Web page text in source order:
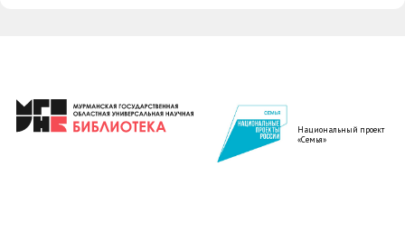
Национальный проект
«Семья»